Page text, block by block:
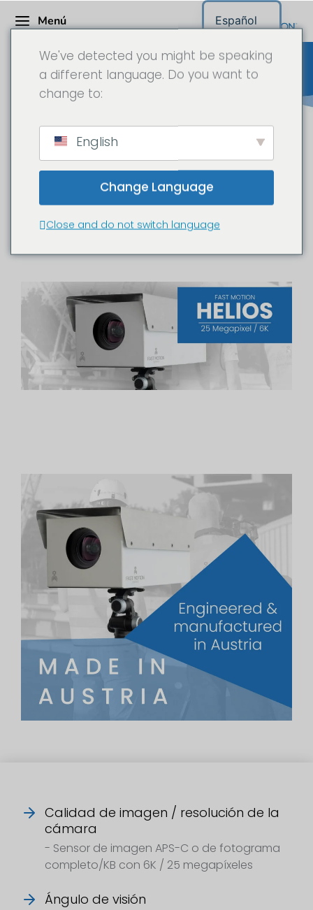
Menú
Sistema Fast Motion "Helios"
Long Time Lapse
La cámara para obras con
resolución de 25 megapíxeles
Calidad de imagen / resolución de la
cámara
- Sensor de imagen APS-C o de fotograma
completo/KB con 6K / 25 megapíxeles
Ángulo de visión
We've detected you might be speaking
a different language. Do you want to
change to:
English
Change Language
Close and do not switch language
Español